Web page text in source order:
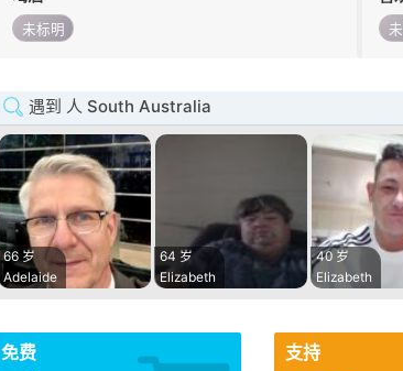
未标明
遇到 人 South Australia
66 岁
Adelaide
64 岁
Elizabeth
40 岁
Elizabeth
免费 支持